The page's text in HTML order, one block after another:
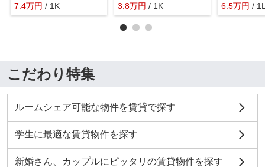
7.4万円 / 1K
3.8万円 / 1K
6.5万円 /
こだわり特集
ルームシェア可能な物件を賃貸で探す
学生に最適な賃貸物件を探す
新婚さん、カップルにピッタリの賃貸物件を探す